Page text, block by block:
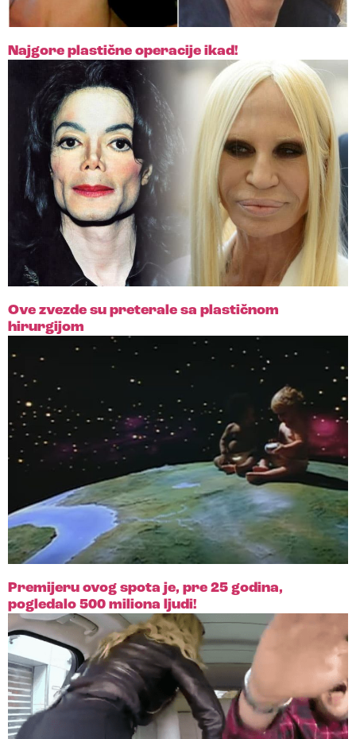
Najgore plastične operacije ikad!
Ove zvezde su preterale sa plastičnom
hirurgijom
Premijeru ovog spota je, pre 25 godina,
pogledalo 500 miliona ljudi!